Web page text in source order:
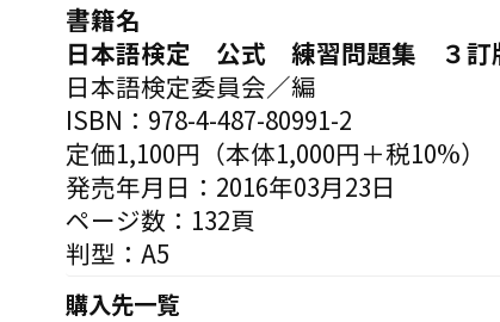
書籍名
日本語検定 公式 練習問題集 ３
日本語検定委員会／編
ISBN：978-4-487-80991-2
定価1,100円（本体1,000円＋税10%）
発売年月日：2016年03月23日
ページ数：132頁
判型：A5
購入先一覧